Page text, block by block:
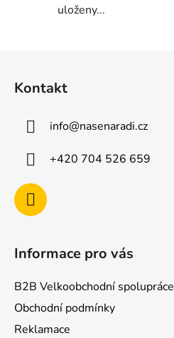
uloženy...
Kontakt
info@nasenaradi.cz
+420 704 526 659
Informace pro vás
B2B Velkoobchodní spolupráce
Obchodní podmínky
Reklamace